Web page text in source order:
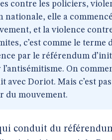
contre les policiers,
elle a
et la violence
c’est comme le terme
par le référendum
On
avec Doriot. Mais c’est
du mouvement.
conduit du